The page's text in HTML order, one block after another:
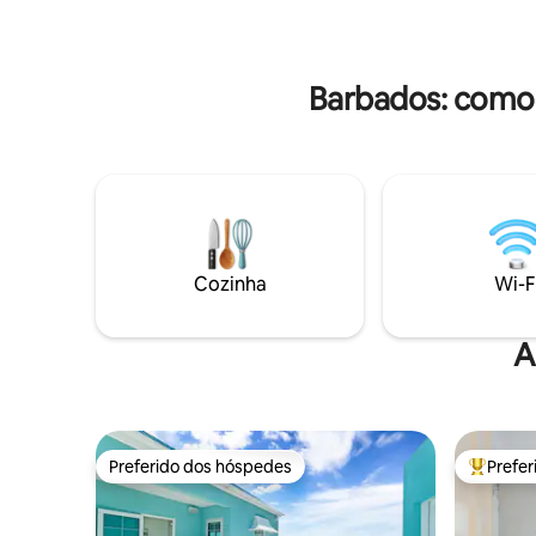
por jardins exuberantes e árvoresBarbados:
Cozinha Wi-
Preferido dos hóspedes
Preferido dos hóspedes Entre